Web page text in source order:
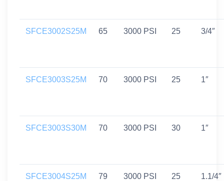
SFCE3002S25M 65 3000 PSI 25 3/4″
SFCE3003S25M 70 3000 PSI 25 1″
SFCE3003S30M 70 3000 PSI 30 1″
SFCE3004S25M 79 3000 PSI 25 1.1/4″